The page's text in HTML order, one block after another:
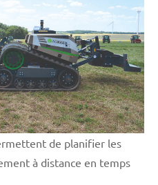
de planifier les
à distance en temps